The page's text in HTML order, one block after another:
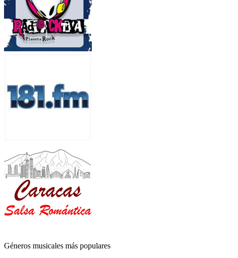
Géneros musicales más populares